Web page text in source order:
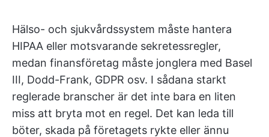
Hälso- och sjukvårdssystem måste hantera
HIPAA eller motsvarande sekretessregler,
medan finansföretag måste jonglera med Basel
III, Dodd-Frank, GDPR osv. I sådana starkt
reglerade branscher är det inte bara en liten
miss att bryta mot en regel. Det kan leda till
böter, skada på företagets rykte eller ännu